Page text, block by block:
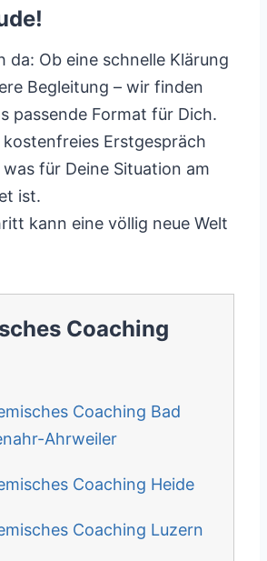
da: Ob eine schnelle Klärung
Begleitung – wir finden
passende Format für Dich.
kostenfreies Erstgespräch
für Deine Situation am
ist.
kann eine völlig neue Welt
Coaching
Coaching Bad
Ahrweiler
Coaching Heide
Coaching Luzern